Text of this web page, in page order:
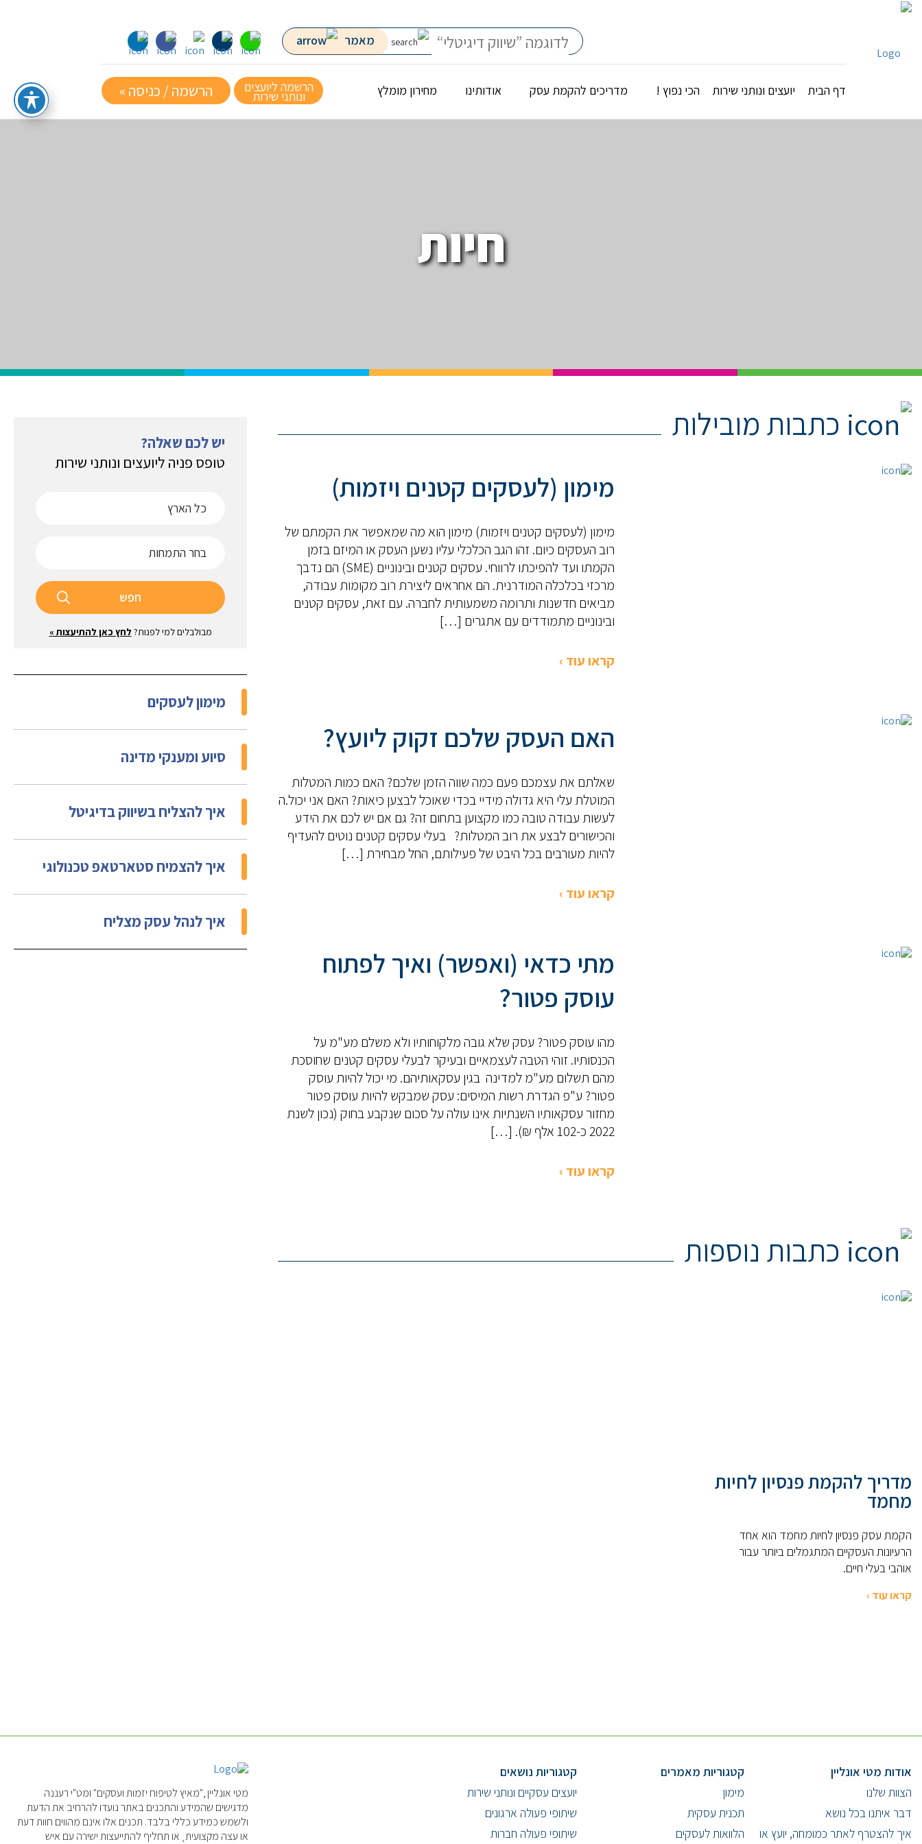
מאמר
דף הבית יועצים ונותני שירות הכי נפוץ ! מדריכים להקמת עסק אודותינו מחירון מומלץ הרשמה / כניסה » הרשמה ליועצים
ונותני שירות
חיות
כתבות מובילות
מימון (לעסקים קטנים ויזמות)
מימון (לעסקים קטנים ויזמות) מימון הוא מה שמאפשר את הקמתם של
רוב העסקים כיום. זהו הגב הכלכלי עליו נשען העסק או המיזם בזמן
הקמתו ועד להפיכתו לרווחי. עסקים קטנים ובינוניים (SME) הם נדבך
מרכזי בכלכלה המודרנית. הם אחראים ליצירת רוב מקומות עבודה,
מביאים חדשנות ותרומה משמעותית לחברה. עם זאת, עסקים קטנים
ובינוניים מתמודדים עם אתגרים […]
קראו עוד ›
האם העסק שלכם זקוק ליועץ?
שאלתם את עצמכם פעם כמה שווה הזמן שלכם? האם כמות המטלות
המוטלת עלי היא גדולה מידיי בכדי שאוכל לבצען כיאות? האם אני יכול.ה
לעשות עבודה טובה כמו מקצוען בתחום זה? גם אם יש לכם את הידע
והכישורים לבצע את רוב המטלות? בעלי עסקים קטנים נוטים להעדיף
להיות מעורבים בכל היבט של פעילותם, החל מבחירת […]
קראו עוד ›
מתי כדאי (ואפשר) ואיך לפתוח
עוסק פטור?
מהו עוסק פטור? עסק שלא גובה מלקוחותיו ולא משלם מע"מ על
הכנסותיו. זוהי הטבה לעצמאיים ובעיקר לבעלי עסקים קטנים שחוסכת
מהם תשלום מע"מ למדינה בגין עסקאותיהם. מי יכול להיות עוסק
פטור? ע"פ הגדרת רשות המיסים: עסק שמבקש להיות עוסק פטור
מחזור עסקאותיו השנתיות אינו עולה על סכום שנקבע בחוק (נכון לשנת
2022 כ-102 אלף ₪). […]
קראו עוד ›
כתבות נוספות
מדריך להקמת פנסיון לחיות
מחמד
הקמת עסק פנסיון לחיות מחמד הוא אחד
הרעיונות העסקיים המתגמלים ביותר עבור
אוהבי בעלי חיים.
קראו עוד ›
יש לכם שאלה?
טופס פניה ליועצים ונותני שירות
חפש
מבולבלים למי לפנות? לחץ כאן להתיעצות »
מימון לעסקים
סיוע ומענקי מדינה
איך להצליח בשיווק בדיגיטל
איך להצמיח סטארטאפ טכנולוגי
איך לנהל עסק מצליח
אודות מטי אונליין
הצוות שלנו
דבר איתנו בכל נושא
איך להצטרף לאתר כמומחה, יועץ או
קטגוריות מאמרים
מימון
תכנית עסקית
הלוואות לעסקים
קטגוריות נושאים
יועצים עסקיים ונותני שירות
שיתופי פעולה ארגונים
שיתופי פעולה חברות
מטי אונליין ,"מאיץ לטיפוח יזמות ועסקים" ומט"י רעננה
מדגישים שהמידע והתכנים באתר נועדו להרחיב את הדעת
ולשמש כמידע כללי בלבד. תכנים אלו אינם מהווים חוות דעת
או עצה מקצועיתˎ או תחליף להתייעצות ישירה עם איש